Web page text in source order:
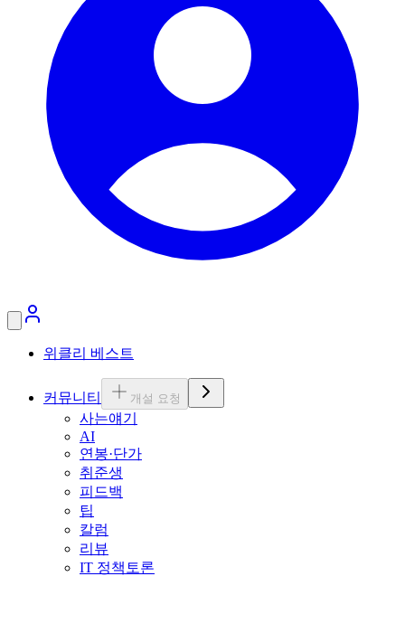
위클리 베스트
커뮤니티 개설 요청
사는얘기
AI
연봉·단가
취준생
피드백
팁
칼럼
리뷰
IT 정책토론